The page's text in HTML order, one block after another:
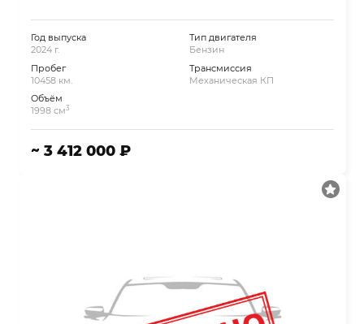
Год выпуска
2024 г.
Пробег
10458 км.
Объём
1998 см3
Тип двигателя
Бензин
Трансмиссия
Механическая КП
~ 3 412 000 ₽